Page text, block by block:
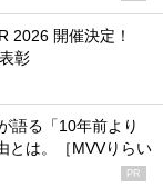
2026 開催決定！
彰
語る「10年前より
とは。［MVVりらい
PR